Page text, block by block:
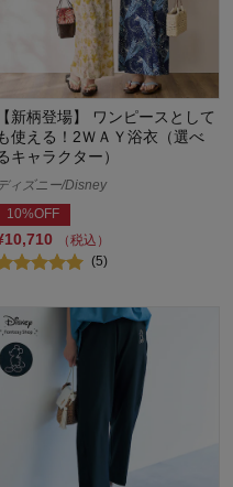
【新柄登場】 ワンピースとして
使える！2ＷＡＹ浴衣（選べ
キャラクター）
ィズニー/Disney
10%OFF
（税込）
(5)